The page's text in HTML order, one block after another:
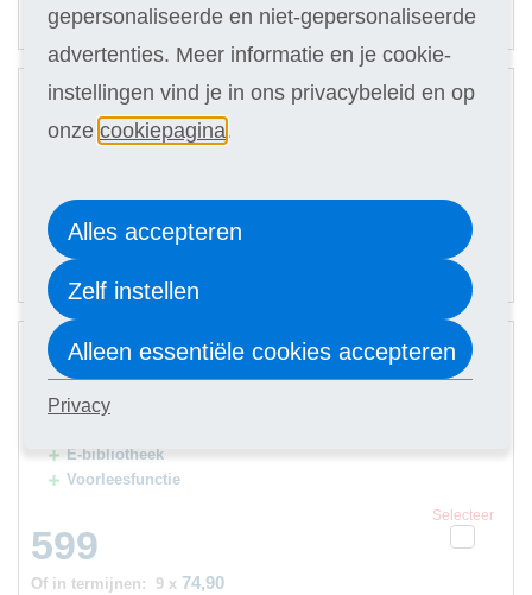
(keuze in stap 3)
Digitale cursus
579
Of in termijnen:
(keuze in stap 3)
2
Digitale cursus
Hulp docent
E-bibliotheek
Voorleesfunctie
599
Selecteer
Of in termijnen: 9 x 74,90
gepersonaliseerde en niet-gepersonaliseerde
advertenties. Meer informatie en je cookie-
instellingen vind je in ons privacybeleid en op
onze cookiepagina .
Alles accepteren
Zelf instellen
Alleen essentiële cookies accepteren
Privacy